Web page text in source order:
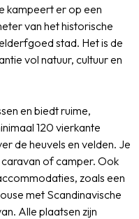
kampeert er op een
van het historische
stad. Het is de
vol natuur, cultuur en
en biedt ruime,
120 vierkante
de heuvels en velden. Je
of camper. Ook
zoals een
met Scandinavische
Alle plaatsen zijn